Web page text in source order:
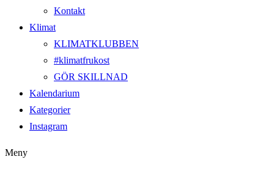
Kontakt
Klimat
KLIMATKLUBBEN
#klimatfrukost
GÖR SKILLNAD
Kalendarium
Kategorier
Instagram
Meny